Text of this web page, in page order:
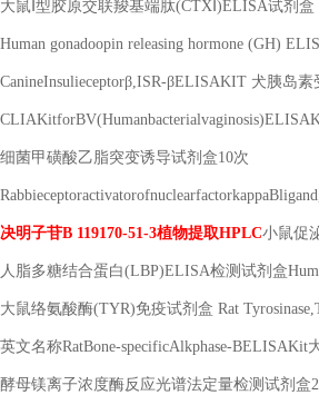
大鼠 Ⅰ型胶原交联羧基端肽(CTXⅠ)ELISA试剂
Human gonadoopin releasing hormone (GH)
CanineInsulieceptorβ,ISR-βELISAKIT 犬胰岛
细菌甲磺酸乙脂突变诱导试剂盒10次
决明子苷B 119170-51-3植物提取HPLC小鼠促
人脂多糖结合蛋白(LBP)ELISA检测试剂盒
大鼠络氨酸酶(TYR)免疫试剂盒 Rat
英文名称RatBone-specificAlkphase-
酵母镁离子浓度酶反应光谱法定量检测试剂盒